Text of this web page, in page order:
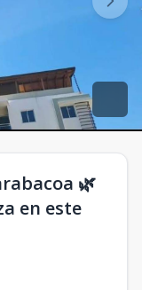
🌿
en este